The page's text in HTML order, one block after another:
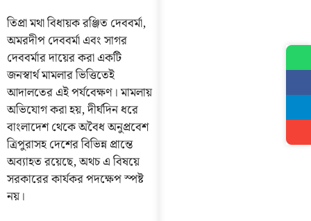
তিপ্রা মথা বিধায়ক রঞ্জিত দেববর্মা,
অমরদীপ দেববর্মা এবং সাগর
দেববর্মার দায়ের করা একটি
জনস্বার্থ মামলার ভিত্তিতেই
আদালতের এই পর্যবেক্ষণ। মামলায়
অভিযোগ করা হয়, দীর্ঘদিন ধরে
বাংলাদেশ থেকে অবৈধ অনুপ্রবেশ
ত্রিপুরাসহ দেশের বিভিন্ন প্রান্তে
অব্যাহত রয়েছে, অথচ এ বিষয়ে
সরকারের কার্যকর পদক্ষেপ স্পষ্ট
নয়।